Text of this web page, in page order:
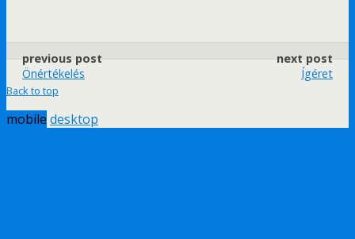
previous post
Önértékelés
next post
Ígéret
Back to top
mobile desktop